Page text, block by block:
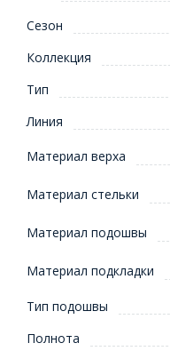
Сезон
Коллекция
Тип
Линия
Материал верха
Материал стельки
Материал подошвы
Материал подкладки
Тип подошвы
Полнота